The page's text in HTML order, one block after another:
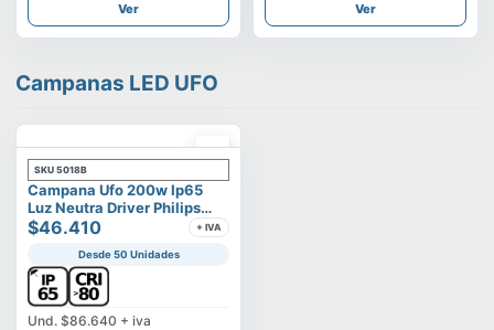
Ver Ver
Campanas LED UFO
SKU 5018B
Campana Ufo 200w Ip65
Luz Neutra Driver Philips
Modelo Eltanin
$46.410 + IVA
Desde 50 Unidades
Und. $86.640 + iva